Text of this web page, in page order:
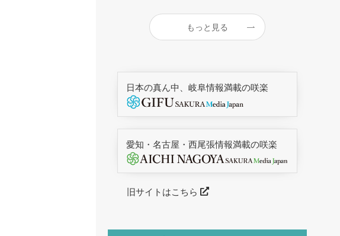
もっと見る
日本の真ん中、岐阜情報満載の咲楽
愛知・名古屋・西尾張情報満載の咲楽
旧サイトはこちら